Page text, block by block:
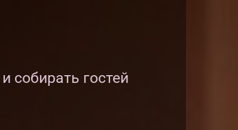
собирать гостей